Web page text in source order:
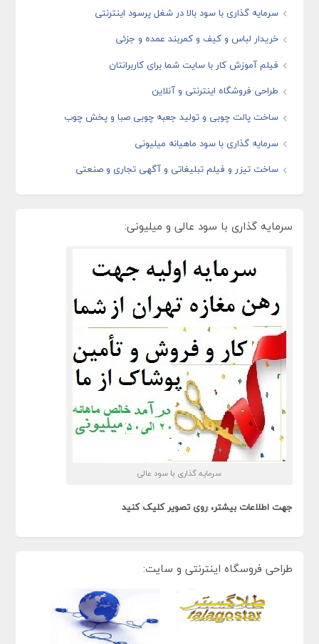
سرمایه گذاری با سود بالا در شغل پرسود اینترنتی
خریدار لباس و کیف و کمربند عمده و جزئی
فیلم آموزش کار با سایت شما برای کاربرانتان
طراحی فروشگاه اینترنتی و آنلاین
ساخت پالت چوبی و تولید جعبه چوبی صبا و پخش چوب
سرمایه گذاری با سود ماهیانه میلیونی
ساخت تیزر و فیلم تبلیغاتی و آگهی تجاری و صنعتی
سرمایه گذاری با سود عالی و میلیونی:
سرمایه گذاری با سود عالی
جهت اطلاعات بیشتر، روی تصویر کلیک کنید
طراحی فروسگاه اینترنتی و سایت: